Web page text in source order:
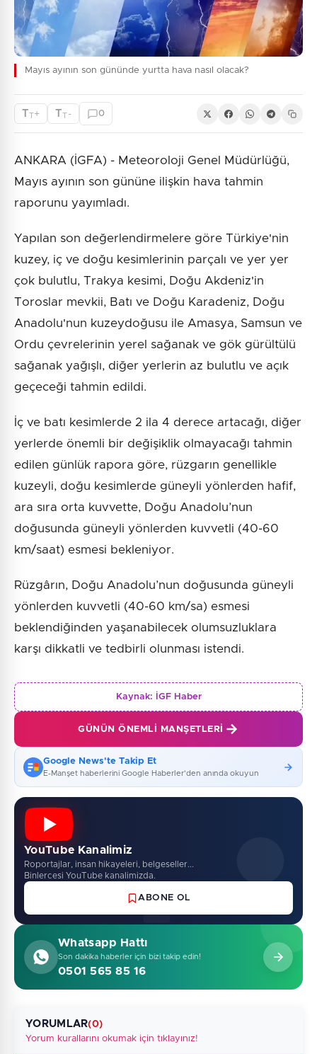
Mayıs ayının son gününde yurtta hava nasıl olacak?
TT+ TT - 0
ANKARA (İGFA) - Meteoroloji Genel Müdürlüğü,
Mayıs ayının son gününe ilişkin hava tahmin
raporunu yayımladı.
Yapılan son değerlendirmelere göre Türkiye'nin
kuzey, iç ve doğu kesimlerinin parçalı ve yer yer
çok bulutlu, Trakya kesimi, Doğu Akdeniz'in
Toroslar mevkii, Batı ve Doğu Karadeniz, Doğu
Anadolu'nun kuzeydoğusu ile Amasya, Samsun ve
Ordu çevrelerinin yerel sağanak ve gök gürültülü
sağanak yağışlı, diğer yerlerin az bulutlu ve açık
geçeceği tahmin edildi.
İç ve batı kesimlerde 2 ila 4 derece artacağı, diğer
yerlerde önemli bir değişiklik olmayacağı tahmin
edilen günlük rapora göre, rüzgarın genellikle
kuzeyli, doğu kesimlerde güneyli yönlerden hafif,
ara sıra orta kuvvette, Doğu Anadolu’nun
doğusunda güneyli yönlerden kuvvetli (40-60
km/saat) esmesi bekleniyor.
Rüzgârın, Doğu Anadolu’nun doğusunda güneyli
yönlerden kuvvetli (40-60 km/sa) esmesi
beklendiğinden yaşanabilecek olumsuzluklara
karşı dikkatli ve tedbirli olunması istendi.
Kaynak: İGF Haber
GÜNÜN ÖNEMLI MANŞETLERI
Google News'te Takip Et
E-Manşet haberlerini Google Haberler'den anında okuyun
YouTube Kanalimiz
Roportajlar, insan hikayeleri, belgeseller...
Binlercesi YouTube kanalimizda.
ABONE OL
Whatsapp Hattı
Son dakika haberler için bizi takip edin!
0501 565 85 16
YORUMLAR(0)
Yorum kurallarını okumak için tıklayınız!